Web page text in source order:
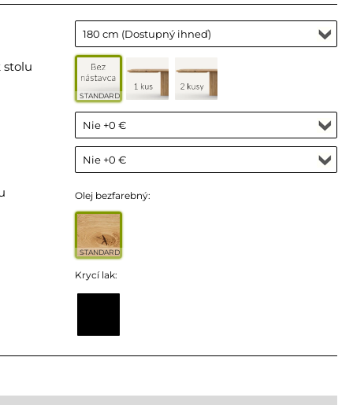
stolu
STANDARD
Olej bezfarebný:
STANDARD
Krycí lak: